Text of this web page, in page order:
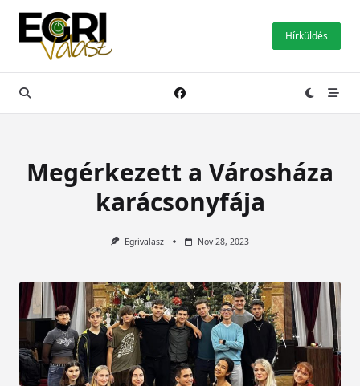
Skip
content
Hírküldés
Megérkezett a Városháza
karácsonyfája
Egrivalasz Nov 28, 2023